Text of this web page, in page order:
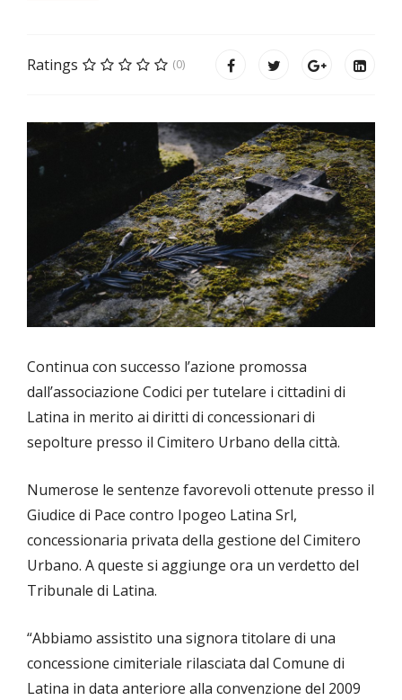
Ratings (0)
Continua con successo l’azione promossa
dall’associazione Codici per tutelare i cittadini di
Latina in merito ai diritti di concessionari di
sepolture presso il Cimitero Urbano della città.
Numerose le sentenze favorevoli ottenute presso il
Giudice di Pace contro Ipogeo Latina Srl,
concessionaria privata della gestione del Cimitero
Urbano. A queste si aggiunge ora un verdetto del
Tribunale di Latina.
“Abbiamo assistito una signora titolare di una
concessione cimiteriale rilasciata dal Comune di
Latina in data anteriore alla convenzione del 2009